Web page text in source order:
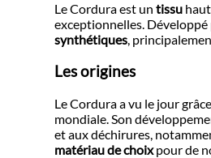
Le Cordura est untissu
exceptionnelles. Développé
synthétiques,
Les origines
Le Cordura a vu le jour
mondiale. Son
et aux déchirures,
matériau de choixpour de